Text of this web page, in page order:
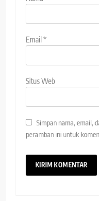
Email *
Situs Web
Simpan nama, email,
peramban ini untuk